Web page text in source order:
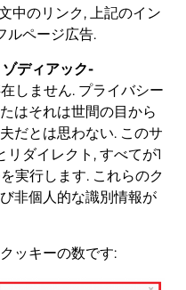
中のリンク, 上記のイン
ルページ広告.
ゾディアック-
しません. プライバシー
はそれは世間の目から
だとは思わない. このサ
ダイレクト, すべてが1
実行します. これらのク
非個人的な識別情報が
ッキーの数です: